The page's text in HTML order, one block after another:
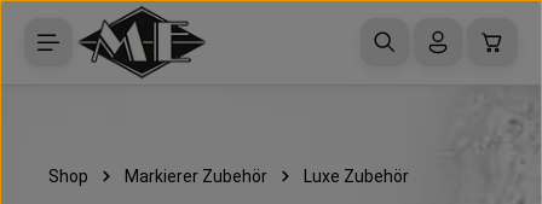
Zum Hauptinhalt springen
Shop Markierer Zubehör Luxe Zubehör